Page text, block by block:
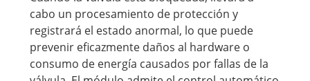
cabo un procesamiento de protección y
registrará el estado anormal, lo que puede
prevenir eficazmente daños al hardware o
consumo de energía causados ​​por fallas de la